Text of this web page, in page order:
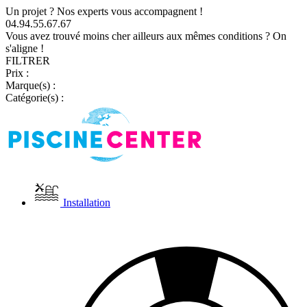
Un projet ? Nos experts vous accompagnent !
04.94.55.67.67
Vous avez trouvé moins cher ailleurs aux mêmes conditions ? On
s'aligne !
FILTRER
Prix :
Marque(s) :
Catégorie(s) :
Installation